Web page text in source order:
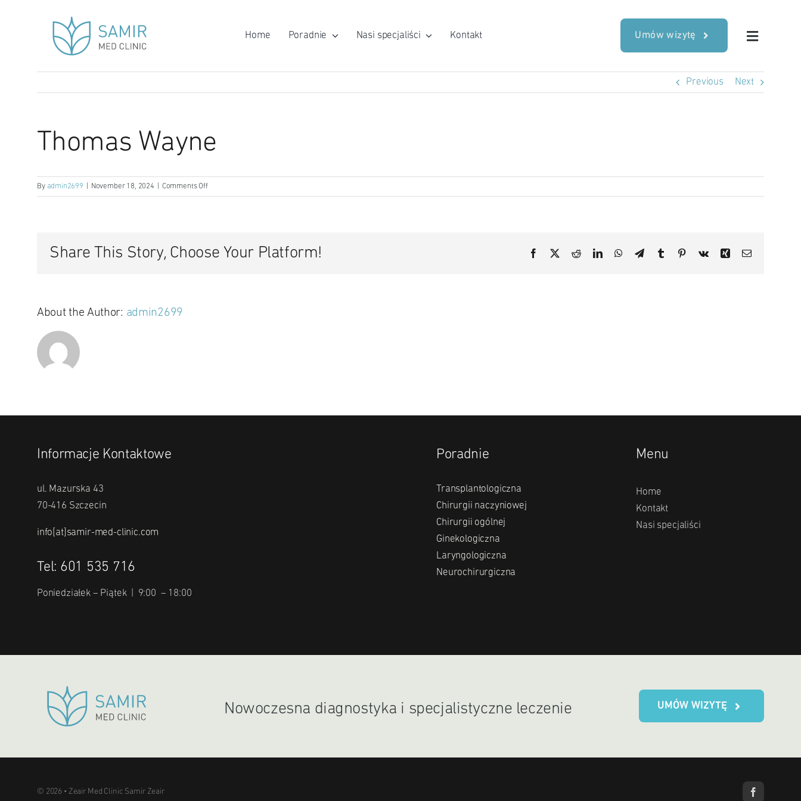
Home Poradnie Nasi specjaliści Kontakt Umów wizytę
Previous Next
Thomas Wayne
By admin2699 November 18, 2024 Comments Offon
Thomas
Share This Story, Choose Your Platform! Facebook RedditLinkedInWhatsApp
TelegramTumblr PinterestVk Xing Email
About the Author: admin2699
Informacje Kontaktowe
ul. Mazurska 43
70-416 Szczecin
info[at]samir-med-clinic.com
Tel: 601 535 716
Poniedziałek – Piątek | 9:00 – 18:00
Poradnie
Transplantologiczna
Chirurgii naczyniowej
Chirurgii ogólnej
Ginekologiczna
Laryngologiczna
Neurochirurgiczna
Menu
Home
Kontakt
Nasi specjaliści
Nowoczesna diagnostyka i specjalistyczne leczenie UMÓW WIZYTĘ
© 2026 • Zeair Med Clinic Samir Zeair